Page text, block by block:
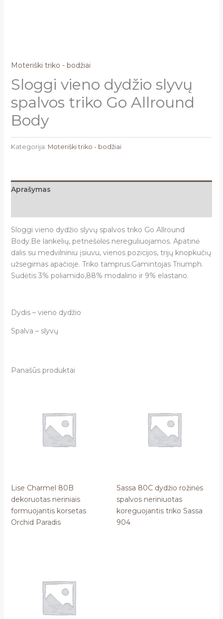
Moteriški triko - bodžiai
Sloggi vieno dydžio slyvų
spalvos triko Go Allround
Body
Kategorija: Moteriški triko - bodžiai
Aprašymas
Sloggi vieno dydžio slyvų spalvos triko Go Allround
Body.Be lankelių, petnešėlės nereguliuojamos. Apatinė
dalis su medvilniniu įsiuvu, vienos pozicijos, trijų knopkučių
užsegimas apačioje. Triko tamprus.Gamintojas Triumph.
Sudėtis 3% poliamido,88% modalino ir 9% elastano.
Dydis – vieno dydžio
Spalva – slyvų
Panašūs produktai
Lise Charmel 80B
dekoruotas neriniais
formuojantis korsetas
Orchid Paradis
Sassa 80C dydžio rožinės
spalvos neriniuotas
koreguojantis triko Sassa
904